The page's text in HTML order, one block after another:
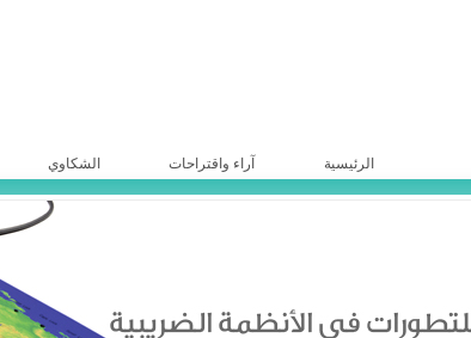
الرئيسية آراء واقتراحات الشكاوي